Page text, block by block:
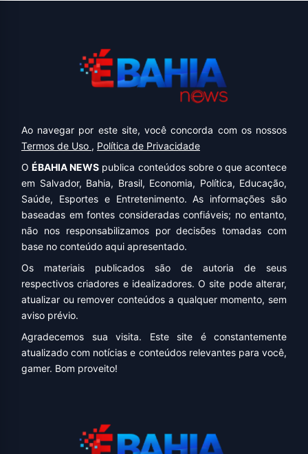
Ao navegar por este site, você concorda com os nossos
Termos de Uso , Política de Privacidade
OÉBAHIA NEWS publica conteúdos sobre o que acontece
em Salvador, Bahia, Brasil, Economia, Política, Educação,
Saúde, Esportes e Entretenimento. As informações são
baseadas em fontes consideradas confiáveis; no entanto,
não nos responsabilizamos por decisões tomadas com
base no conteúdo aqui apresentado.
Os materiais publicados são de autoria de seus
respectivos criadores e idealizadores. O site pode alterar,
atualizar ou remover conteúdos a qualquer momento, sem
aviso prévio.
Agradecemos sua visita. Este site é constantemente
atualizado com notícias e conteúdos relevantes para você,
gamer. Bom proveito!